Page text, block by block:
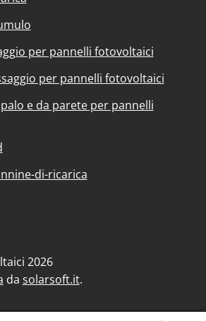
per pannelli fotovoltaici
per pannelli fotovoltaici
e da parete per pannelli
di-ricarica
2026
da solarsoft.it.